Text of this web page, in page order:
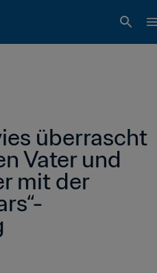
überrascht
Vater und
mit der